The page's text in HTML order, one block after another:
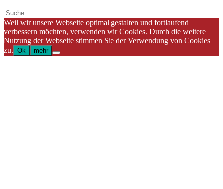
Weil wir unsere Webseite optimal gestalten und fortlaufend
verbessern möchten, verwenden wir Cookies. Durch die weitere
Nutzung der Webseite stimmen Sie der Verwendung von Cookies
zu. Ok mehr